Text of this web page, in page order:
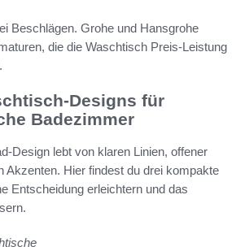
Beschlägen. Grohe und Hansgrohe
die die Waschtisch Preis-Leistung
Designs für
Badezimmer
Design lebt von klaren Linien, offener
Akzenten. Hier findest du drei kompakte
Entscheidung erleichtern und das